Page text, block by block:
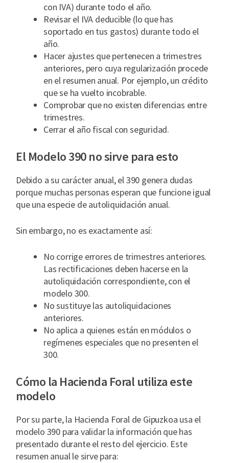
con IVA) durante todo el año.
Revisar el IVA deducible (lo que has
soportado en tus gastos) durante todo el
año.
Hacer ajustes que pertenecen a trimestres
anteriores, pero cuya regularización procede
en el resumen anual. Por ejemplo, un crédito
que se ha vuelto incobrable.
Comprobar que no existen diferencias entre
trimestres.
Cerrar el año fiscal con seguridad.
El Modelo 390 no sirve para esto
Debido a su carácter anual, el 390 genera dudas
porque muchas personas esperan que funcione igual
que una especie de autoliquidación anual.
Sin embargo, no es exactamente así:
No corrige errores de trimestres anteriores.
Las rectificaciones deben hacerse en la
autoliquidación correspondiente, con el
modelo 300.
No sustituye las autoliquidaciones
anteriores.
No aplica a quienes están en módulos o
regímenes especiales que no presenten el
300.
Cómo la Hacienda Foral utiliza este
modelo
Por su parte, la Hacienda Foral de Gipuzkoa usa el
modelo 390 para validar la información que has
presentado durante el resto del ejercicio. Este
resumen anual le sirve para: